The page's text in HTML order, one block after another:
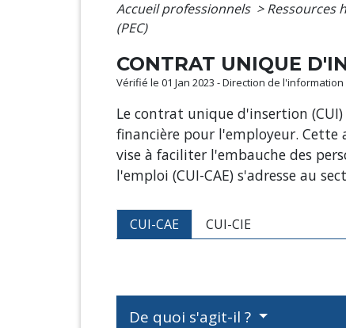
Accueil professionnels > Ressources
(PEC)
CONTRAT UNIQUE
Vérifié le 01 Jan 2023 - Direction de
Le contrat unique d'insertion
financière pour l'employeur.
vise à faciliter l'embauche des
l'emploi (CUI-CAE) s'adresse au
CUI-CAE CUI-CIE
De quoi s'agit-il ?